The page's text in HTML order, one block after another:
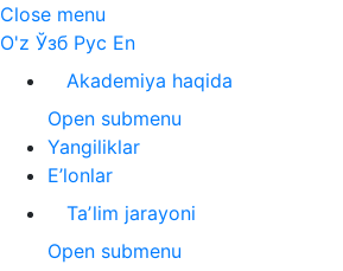
Close menu
O'z Ўзб Рус En
Akademiya haqida
Open submenu
Yangiliklar
E’lonlar
Taʼlim jarayoni
Open submenu